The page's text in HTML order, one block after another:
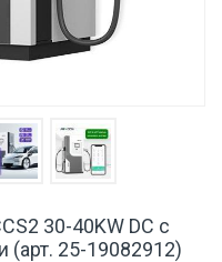
30-40KW DC с
25-19082912)